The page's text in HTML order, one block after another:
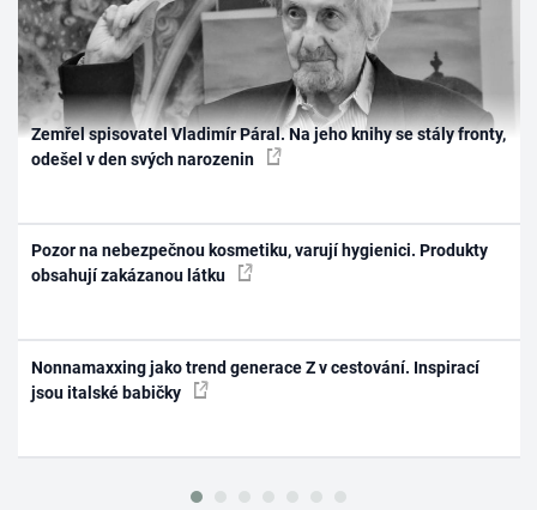
Zemřel spisovatel Vladimír Páral. Na jeho knihy se stály fronty,
odešel v den svých narozenin
Pozor na nebezpečnou kosmetiku, varují hygienici. Produkty
obsahují zakázanou látku
Nonnamaxxing jako trend generace Z v cestování. Inspirací
jsou italské babičky